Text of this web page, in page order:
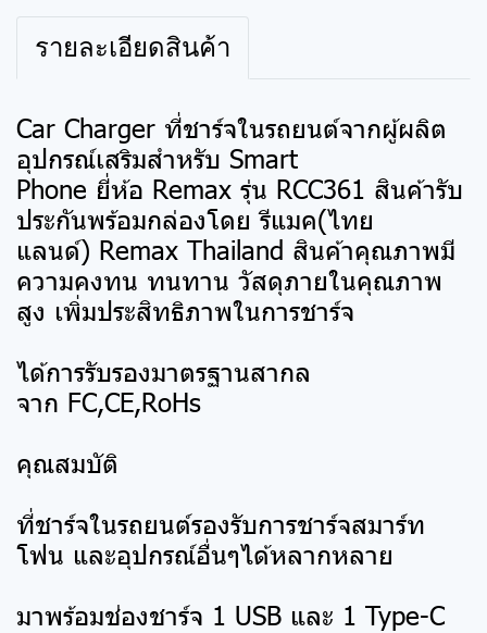
รายละเอียดสินค้า
Car Charger ที่ชาร์จในรถยนต์จากผู้ผลิต
อุปกรณ์เสริมสำหรับ Smart
Phone ยี่ห้อ Remax รุ่น RCC361 สินค้ารับ
ประกันพร้อมกล่องโดย รีแมค(ไทย
แลนด์) Remax Thailand สินค้าคุณภาพมี
ความคงทน ทนทาน วัสดุภายในคุณภาพ
สูง เพิ่มประสิทธิภาพในการชาร์จ
ได้การรับรองมาตรฐานสากล
จาก FC,CE,RoHs
คุณสมบัติ
ที่ชาร์จในรถยนต์รองรับการชาร์จสมาร์ท
โฟน และอุปกรณ์อื่นๆได้หลากหลาย
มาพร้อมช่องชาร์จ 1 USB และ 1 Type-C